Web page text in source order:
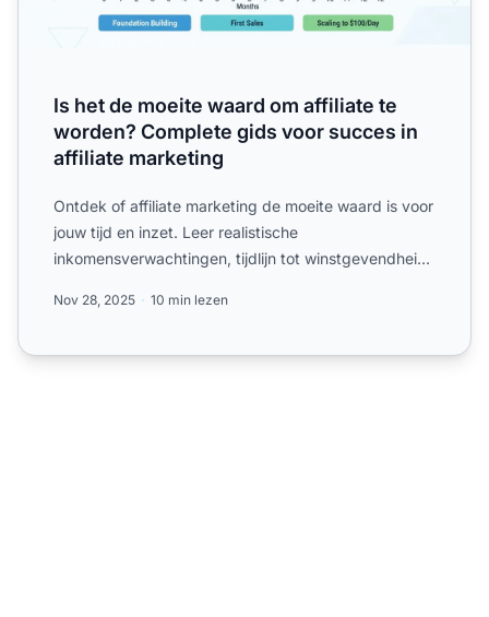
Is het de moeite waard om affiliate te
worden? Complete gids voor succes in
affiliate marketing
Ontdek of affiliate marketing de moeite waard is voor
jouw tijd en inzet. Leer realistische
inkomensverwachtingen, tijdlijn tot winstgevendheid
Nov 28, 2025 10 min lezen